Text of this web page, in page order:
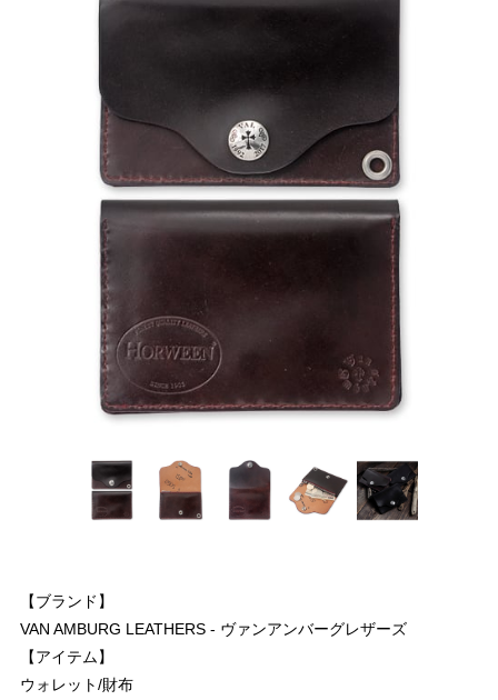
【ブランド】
VAN AMBURG LEATHERS - ヴァンアンバーグレザーズ
【アイテム】
ウォレット/財布